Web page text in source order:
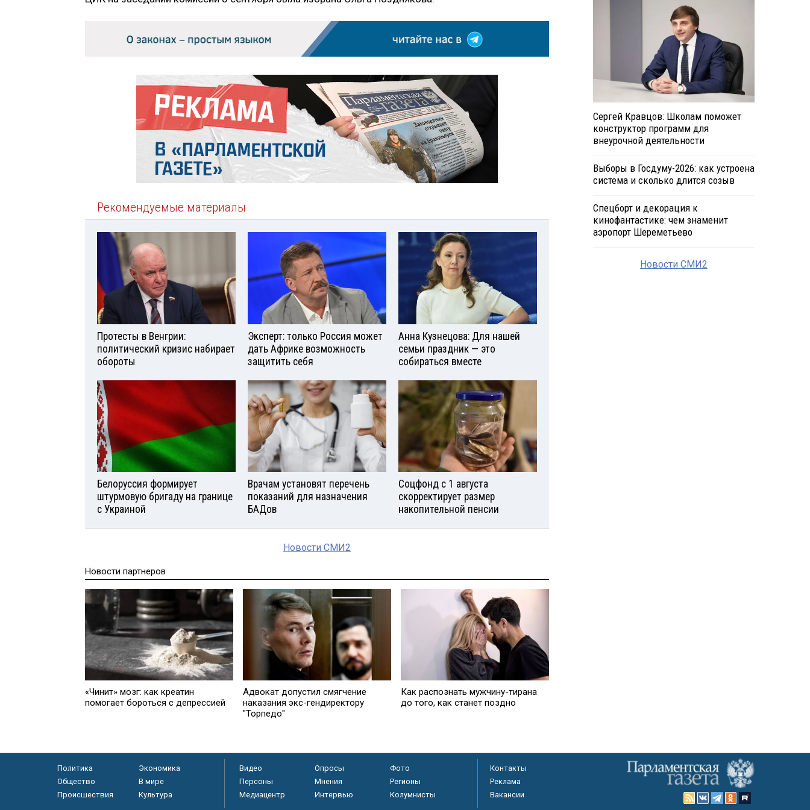
Рекомендуемые материалы
Протесты в Венгрии:
политический кризис набирает
обороты
Эксперт: только Россия может
дать Африке возможность
защитить себя
Анна Кузнецова: Для нашей
семьи праздник — это
собираться вместе
Белоруссия формирует
штурмовую бригаду на границе
с Украиной
Врачам установят перечень
показаний для назначения
БАДов
Соцфонд с 1 августа
скорректирует размер
накопительной пенсии
Новости СМИ2
Новости партнеров
«Чинит» мозг: как креатин
помогает бороться с депрессией
Адвокат допустил смягчение
наказания экс-гендиректору
"Торпедо"
Как распознать мужчину-тирана
до того, как станет поздно
Сергей Кравцов: Школам поможет
конструктор программ для
внеурочной деятельности
Выборы в Госдуму-2026: как устроена
система и сколько длится созыв
Спецборт и декорация к
кинофантастике: чем знаменит
аэропорт Шереметьево
Новости СМИ2
Политика
Экономика
Общество
В мире
Происшествия
Культура
Видео Опросы
Фото
Персоны
Мнения
Регионы
Медиацентр
Интервью Колумнисты
Контакты
Реклама
Вакансии